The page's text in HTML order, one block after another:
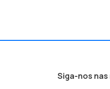
Siga-nos